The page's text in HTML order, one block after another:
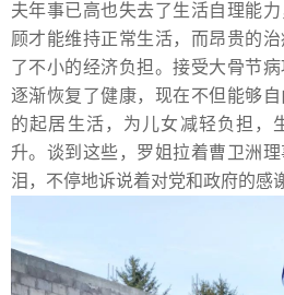
夫年事已高也失去了生活自理能
顾才能维持正常生活，而昂贵的
了不小的经济负担。接受大骨节
逐渐恢复了健康，现在不但能够
的起居生活，为儿女减轻负担，
升。谈到这些，罗姐拉着曹卫洲
泪，不停地诉说着对党和政府的感